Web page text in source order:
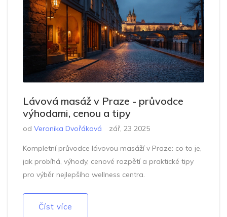
Lávová masáž v Praze - průvodce
výhodami, cenou a tipy
od Veronika Dvořáková zář, 23 2025
Kompletní průvodce lávovou masáží v Praze: co to je,
jak probíhá, výhody, cenové rozpětí a praktické tipy
pro výběr nejlepšího wellness centra.
Číst více